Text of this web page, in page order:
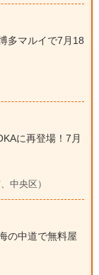
多マルイで7月18
に再登場！7月
中央区）
の中道で無料屋